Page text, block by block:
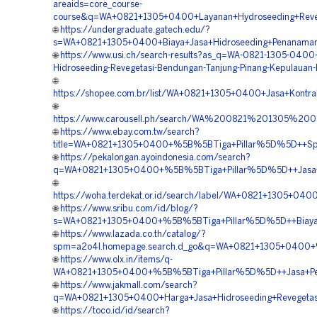
areaids=core_course-
🌐 https://undergraduate.gatech.edu/?
🌐 https://www.usi.ch/search-results?as_q=WA-0821-1305-
Hidroseeding-Revegetasi-Bendungan-Tanjung-Pinang-Kepulauan-
🌐
https://shopee.com.br/list/
🌐
https://www.carousell.ph/search/
🌐 https://www.ebay.com.tw/search?
🌐 https://pekalongan.ayoindonesia.com/search?
🌐
https://woha.terdekat.or.id/search/label/
🌐 https://www.sribu.com/id/blog/?
🌐 https://www.lazada.co.th/catalog/?
🌐 https://www.olx.in/items/q-
🌐 https://www.jakmall.com/search?
🌐 https://toco.id/id/search?